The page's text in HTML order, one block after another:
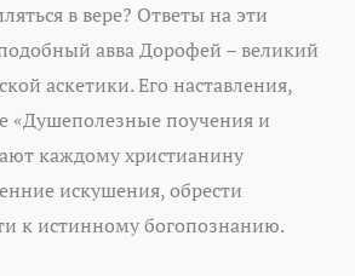
в вере? Ответы на эти
авва Дорофей – великий
аскетики. Его наставления,
«Душеполезные поучения и
каждому христианину
искушения, обрести
к истинному богопознанию.